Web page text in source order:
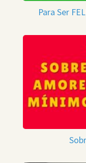
Para Ser